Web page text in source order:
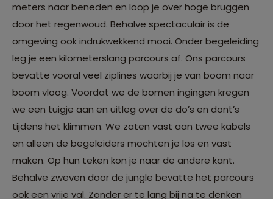
meters naar beneden en loop je over hoge bruggen
door het regenwoud. Behalve spectaculair is de
omgeving ook indrukwekkend mooi. Onder begeleiding
leg je een kilometerslang parcours af. Ons parcours
bevatte vooral veel ziplines waarbij je van boom naar
boom vloog. Voordat we de bomen ingingen kregen
we een tuigje aan en uitleg over de do’s en dont’s
tijdens het klimmen. We zaten vast aan twee kabels
en alleen de begeleiders mochten je los en vast
maken. Op hun teken kon je naar de andere kant.
Behalve zweven door de jungle bevatte het parcours
ook een vrije val. Zonder er te lang bij na te denken